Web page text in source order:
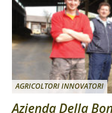
AGRICOLTORI INNOVATORI
Azienda Della